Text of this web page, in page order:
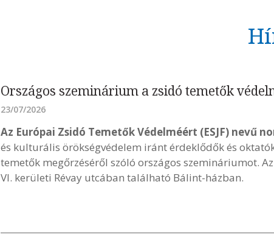
Országos szeminárium a zsidó temetők
23/07/2026
Az Európai Zsidó Temetők Védelméért (ESJF) nevű
és kulturális örökségvédelem iránt érdeklődők és
temetők megőrzéséről szóló országos szemináriumot.
VI. kerületi Révay utcában található Bálint-házban.